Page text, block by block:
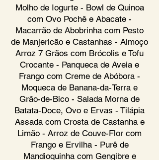
Molho de Iogurte - Bowl de Quinoa
com Ovo Pochê e Abacate -
Macarrão de Abobrinha com Pesto
de Manjericão e Castanhas - Almoço
Arroz 7 Grãos com Brócolis e Tofu
Crocante - Panqueca de Aveia e
Frango com Creme de Abóbora -
Moqueca de Banana-da-Terra e
Grão-de-Bico - Salada Morna de
Batata-Doce, Ovo e Ervas - Tilápia
Assada com Crosta de Castanha e
Limão - Arroz de Couve-Flor com
Frango e Ervilha - Purê de
Mandioquinha com Gengibre e